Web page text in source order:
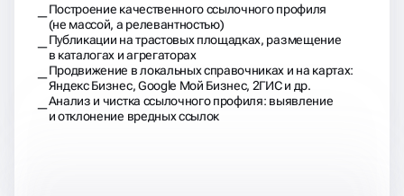
Построение качественного ссылочного профиля
(не массой, а релевантностью)
Публикации на трастовых площадках, размещение
в каталогах и агрегаторах
Продвижение в локальных справочниках и на картах:
Яндекс Бизнес, Google Мой Бизнес, 2ГИС и др.
Анализ и чистка ссылочного профиля: выявление
и отклонение вредных ссылок